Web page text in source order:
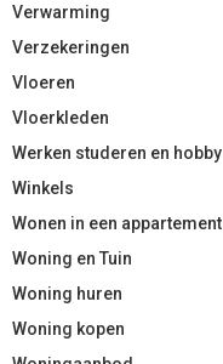
Verwarming
Verzekeringen
Vloeren
Vloerkleden
Werken studeren en hobby
Winkels
Wonen in een appartement
Woning en Tuin
Woning huren
Woning kopen